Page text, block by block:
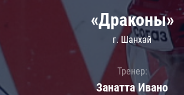
«Драконы»
г. Шанхай
Тренер:
Занатта Иванo